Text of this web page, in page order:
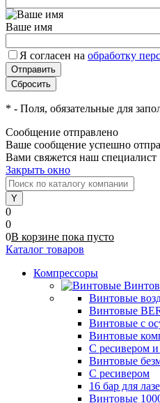
Ваше имя
Я согласен на обработку
* - Поля, обязательные для
Сообщение отправлено
Ваше сообщение успешно
Вами свяжется наш специалист
Закрыть окно
0
0
0В корзине пока пусто
Каталог товаров
Компрессоры
Винтовые
Винтовые
Винтовые с
Винтовые
C ресивером
Винтовые
C ресивером
16 бар для
Винтовые